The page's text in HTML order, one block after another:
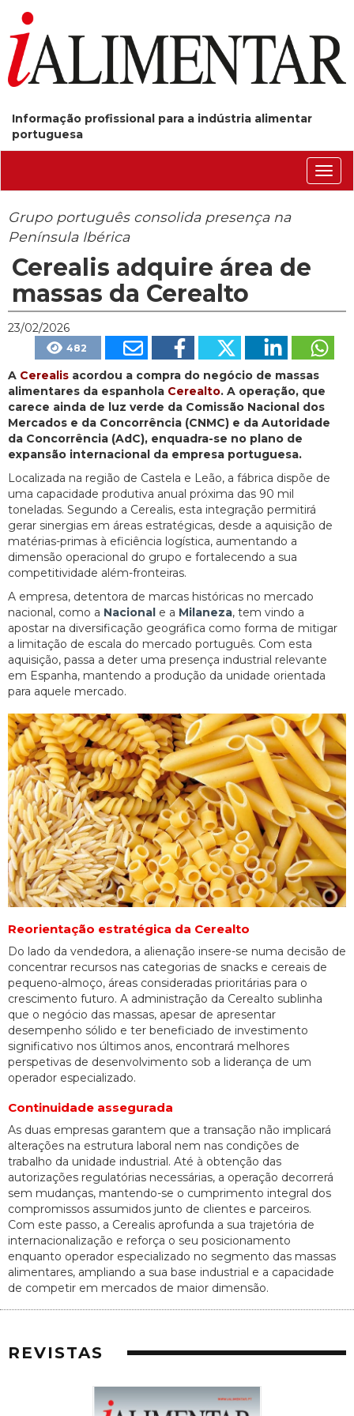
Informação profissional para a indústria alimentar
portuguesa
Grupo português consolida presença na
Península Ibérica
Cerealis adquire área de
massas da Cerealto
23/02/2026
482
A Cerealis acordou a compra do negócio de massas
alimentares da espanhola Cerealto. A operação, que
carece ainda de luz verde da Comissão Nacional dos
Mercados e da Concorrência (CNMC) e da Autoridade
da Concorrência (AdC), enquadra-se no plano de
expansão internacional da empresa portuguesa.
Localizada na região de Castela e Leão, a fábrica dispõe de
uma capacidade produtiva anual próxima das 90 mil
toneladas. Segundo a Cerealis, esta integração permitirá
gerar sinergias em áreas estratégicas, desde a aquisição de
matérias-primas à eficiência logística, aumentando a
dimensão operacional do grupo e fortalecendo a sua
competitividade além-fronteiras.
A empresa, detentora de marcas históricas no mercado
nacional, como a Nacional e a Milaneza, tem vindo a
apostar na diversificação geográfica como forma de mitigar
a limitação de escala do mercado português. Com esta
aquisição, passa a deter uma presença industrial relevante
em Espanha, mantendo a produção da unidade orientada
para aquele mercado.
Reorientação estratégica da Cerealto
Do lado da vendedora, a alienação insere-se numa decisão de
concentrar recursos nas categorias de snacks e cereais de
pequeno-almoço, áreas consideradas prioritárias para o
crescimento futuro. A administração da Cerealto sublinha
que o negócio das massas, apesar de apresentar
desempenho sólido e ter beneficiado de investimento
significativo nos últimos anos, encontrará melhores
perspetivas de desenvolvimento sob a liderança de um
operador especializado.
Continuidade assegurada
As duas empresas garantem que a transação não implicará
alterações na estrutura laboral nem nas condições de
trabalho da unidade industrial. Até à obtenção das
autorizações regulatórias necessárias, a operação decorrerá
sem mudanças, mantendo-se o cumprimento integral dos
compromissos assumidos junto de clientes e parceiros.
Com este passo, a Cerealis aprofunda a sua trajetória de
internacionalização e reforça o seu posicionamento
enquanto operador especializado no segmento das massas
alimentares, ampliando a sua base industrial e a capacidade
de competir em mercados de maior dimensão.
REVISTAS